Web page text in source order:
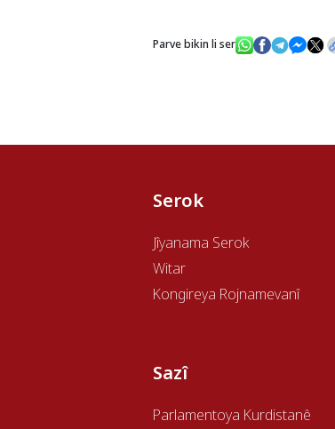
Parve bikin li ser
Serok
Jîyanama Serok
Witar
Kongireya Rojnamevanî
Sazî
Parlamentoya Kurdistanê